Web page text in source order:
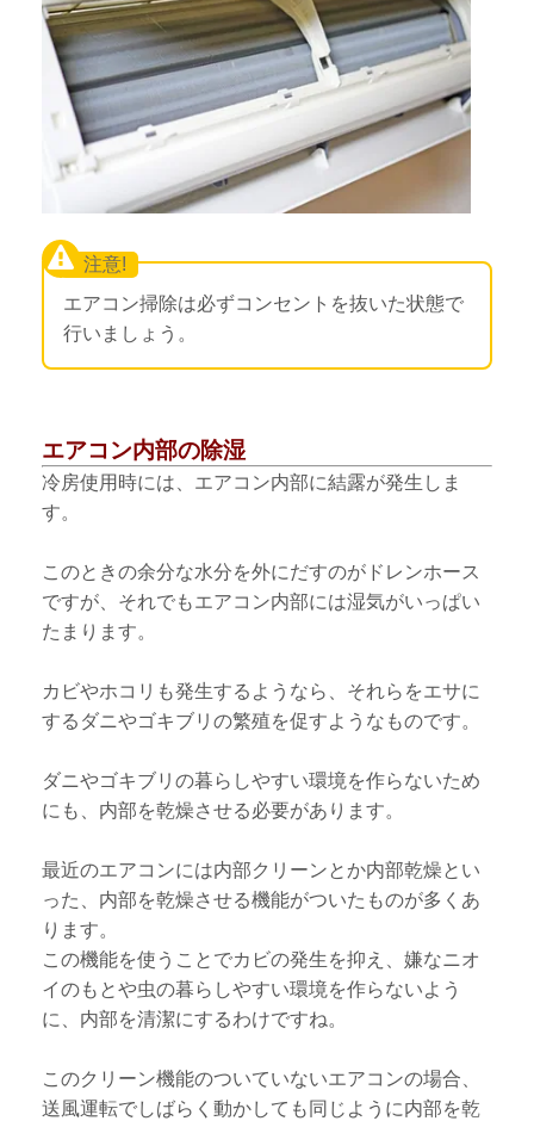
エアコン掃除は必ずコンセントを抜いた状態で
行いましょう。
エアコン内部の除湿
冷房使用時には、エアコン内部に結露が発生しま
す。
このときの余分な水分を外にだすのがドレンホース
ですが、それでもエアコン内部には湿気がいっぱい
たまります。
カビやホコリも発生するようなら、それらをエサに
するダニやゴキブリの繁殖を促すようなものです。
ダニやゴキブリの暮らしやすい環境を作らないため
にも、内部を乾燥させる必要があります。
最近のエアコンには内部クリーンとか内部乾燥とい
った、内部を乾燥させる機能がついたものが多くあ
ります。
この機能を使うことでカビの発生を抑え、嫌なニオ
イのもとや虫の暮らしやすい環境を作らないよう
に、内部を清潔にするわけですね。
このクリーン機能のついていないエアコンの場合、
送風運転でしばらく動かしても同じように内部を乾